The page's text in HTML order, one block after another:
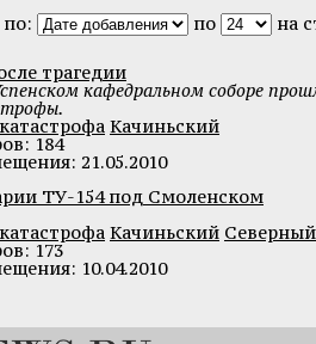
по:
по на
трагедии
кафедральном соборе
Качиньский
184
21.05.2010
ТУ-154 под Смоленском
Качиньский Северный
173
10.04.2010